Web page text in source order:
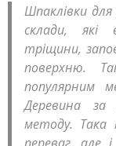
Шпаклівки
склади, які
тріщини,
поверхню.
популярним
Деревина за
методу. Така